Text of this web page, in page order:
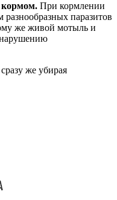
При кормлении
разнообразных паразитов
же живой мотыль и
же убирая